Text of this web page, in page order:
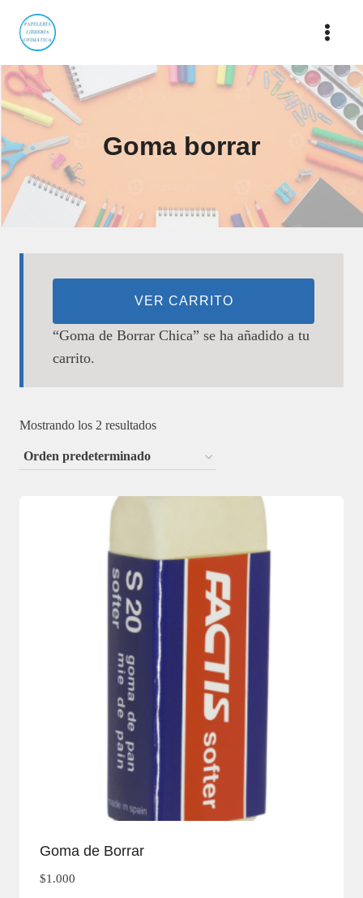
Saltar
contenido
Goma borrar
“Goma de Borrar Chica” se ha añadido a tu
carrito.
VER CARRITO
Mostrando los 2 resultados
Goma de Borrar
$1.000